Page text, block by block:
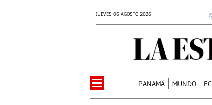
JUEVES 06 AGOSTO 2026
PANAMÁ MUNDO